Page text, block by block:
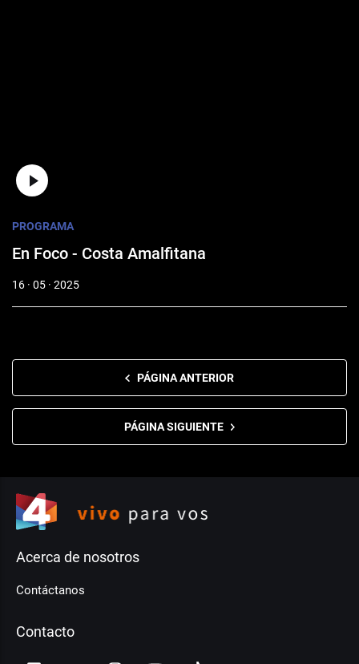
PROGRAMA
En Foco - Costa Amalfitana
16 · 05 · 2025
PÁGINA ANTERIOR
PÁGINA SIGUIENTE
Acerca de nosotros
Contáctanos
Contacto